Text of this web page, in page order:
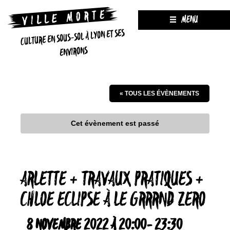
CULTURE EN SOUS-SOL À LYON ET SES
ENVIRONS
MENU
« TOUS LES ÉVÈNEMENTS
Cet évènement est passé
ARLETTE + TRAVAUX PRATIQUES +
CHLOE ECLIPSE À LE GRRRND ZERO
8 NOVEMBRE 2022 À 20:00-23:30